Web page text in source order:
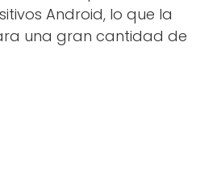
Android, lo que la
una gran cantidad de